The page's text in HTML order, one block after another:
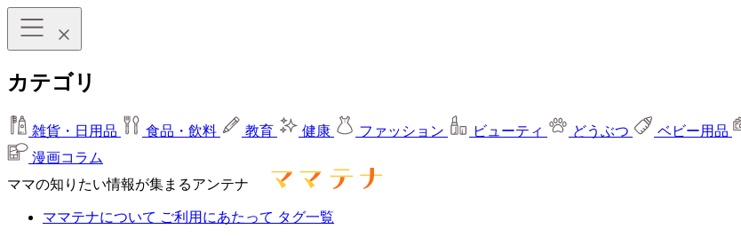
カテゴリ
雑貨・日用品 食品・飲料 教育 健康 ファッション ビューティ どうぶつ ベビー用品
漫画コラム
ママの知りたい情報が集まるアンテナ
ママテナについて ご利用にあたって タグ一覧